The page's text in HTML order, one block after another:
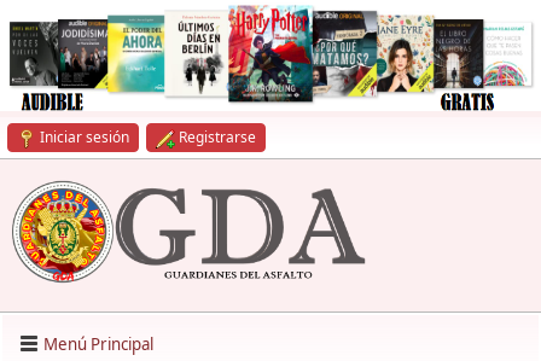
Iniciar sesión Registrarse
Menú Principal